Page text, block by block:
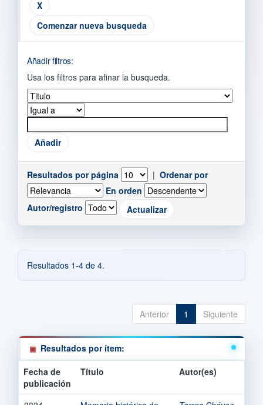
Comenzar nueva busqueda
Añadir filtros:
Usa los filtros para afinar la busqueda.
Resultados por página | Ordenar por
En orden
Autor/registro
Resultados 1-4 de 4.
Anterior 1 Siguiente
Resultados por ítem:
Fecha de
publicación
Título Autor(es)